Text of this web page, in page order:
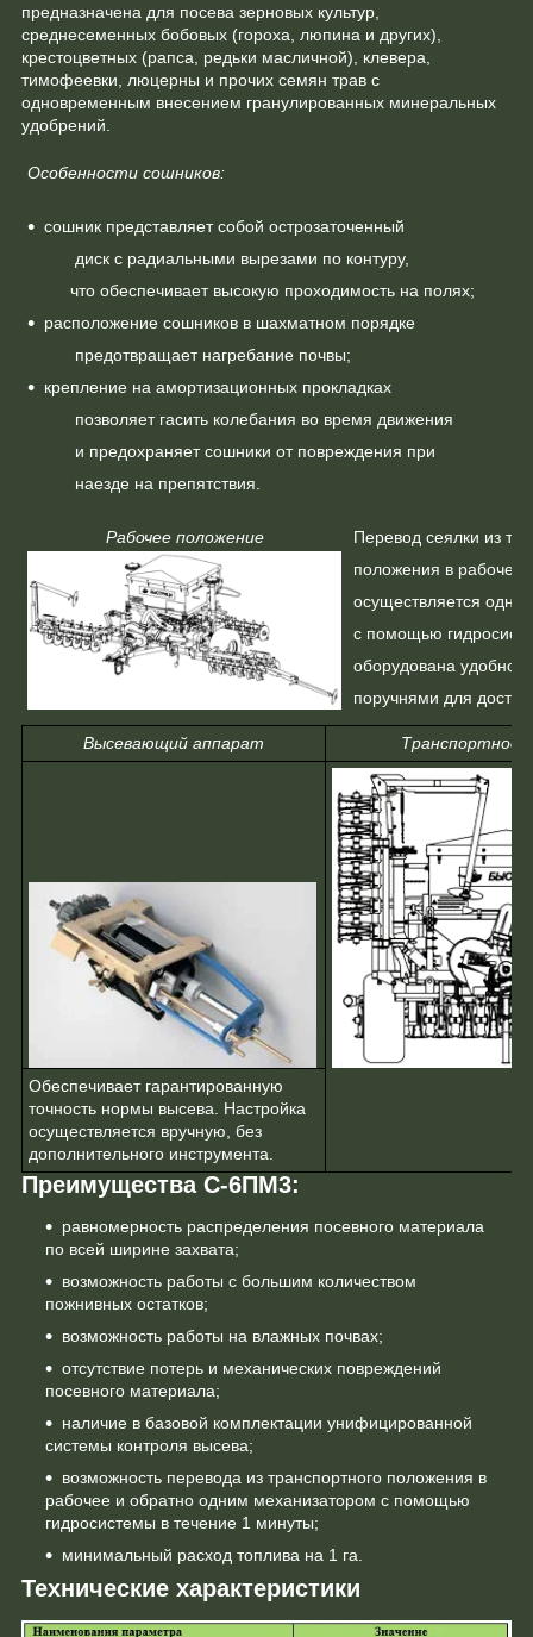
предназначена для посева зерновых культур,
среднесеменных бобовых (гороха, люпина и других),
крестоцветных (рапса, редьки масличной), клевера,
тимофеевки, люцерны и прочих семян трав с
одновременным внесением гранулированных минеральных
удобрений.
Особенности сошников:
сошник представляет собой острозаточенный
диск с радиальными вырезами по контуру,
что обеспечивает высокую проходимость на полях;
расположение сошников в шахматном порядке
предотвращает нагребание почвы;
крепление на амортизационных прокладках
позволяет гасить колебания во время движения
и предохраняет сошники от повреждения при
наезде на препятствия.
Рабочее положение
Перевод сеялки из
положения в рабочее
осуществляется
с помощью
оборудована
поручнями для
Высевающий аппарат Транспортное
Обеспечивает гарантированную
точность нормы высева. Настройка
осуществляется вручную, без
дополнительного инструмента.
Преимущества С-6ПМ3:
равномерность распределения посевного материала
по всей ширине захвата;
возможность работы с большим количеством
пожнивных остатков;
возможность работы на влажных почвах;
отсутствие потерь и механических повреждений
посевного материала;
наличие в базовой комплектации унифицированной
системы контроля высева;
возможность перевода из транспортного положения в
рабочее и обратно одним механизатором с помощью
гидросистемы в течение 1 минуты;
минимальный расход топлива на 1 га.
Технические характеристики